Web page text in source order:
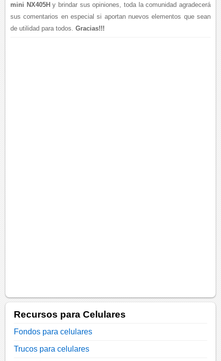
mini NX405H y brindar sus opiniones, toda la comunidad agradecerá
sus comentarios en especial si aportan nuevos elementos que sean
de utilidad para todos.Gracias!!!
Recursos para Celulares
Fondos para celulares
Trucos para celulares